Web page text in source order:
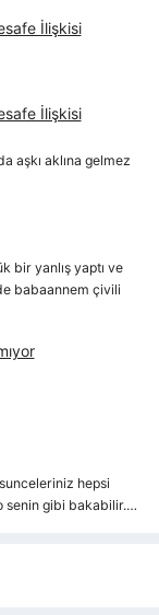
İlişkisi
İlişkisi
aşkı aklına gelmez
bir yanlış yaptı ve
babaannem çivili
hepsi
senin gibi bakabilir.…